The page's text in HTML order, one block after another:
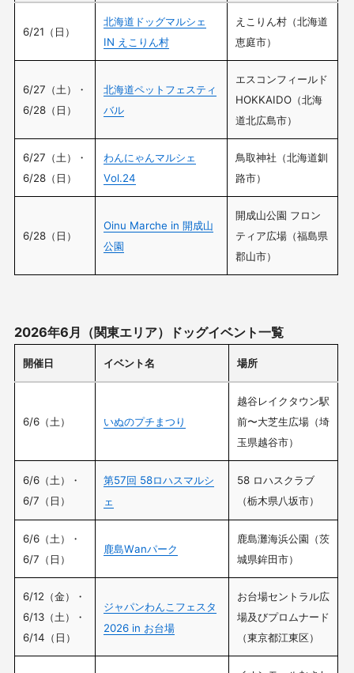
6/21（日）
北海道ドッグマルシェ
IN えこりん村
えこりん村（北海道
恵庭市）
6/27（土）・
6/28（日）
北海道ペットフェスティ
バル
エスコンフィールド
HOKKAIDO（北海
道北広島市）
6/27（土）・
6/28（日）
わんにゃんマルシェ
Vol.24
鳥取神社（北海道釧
路市）
6/28（日）
Oinu Marche in 開成山
公園
開成山公園 フロン
ティア広場（福島県
郡山市）
2026年6月（関東エリア）ドッグイベント一覧
開催日 イベント名 場所
6/6（土） いぬのプチまつり
越谷レイクタウン駅
前〜大芝生広場（埼
玉県越谷市）
6/6（土）・
6/7（日）
第57回 58ロハスマルシ
ェ
58 ロハスクラブ
（栃木県八坂市）
6/6（土）・
6/7（日）
鹿島Wanパーク
鹿島灘海浜公園（茨
城県鉾田市）
6/12（金）・
6/13（土）・
6/14（日）
ジャパンわんこフェスタ
2026 in お台場
お台場セントラル広
場及びプロムナード
（東京都江東区）